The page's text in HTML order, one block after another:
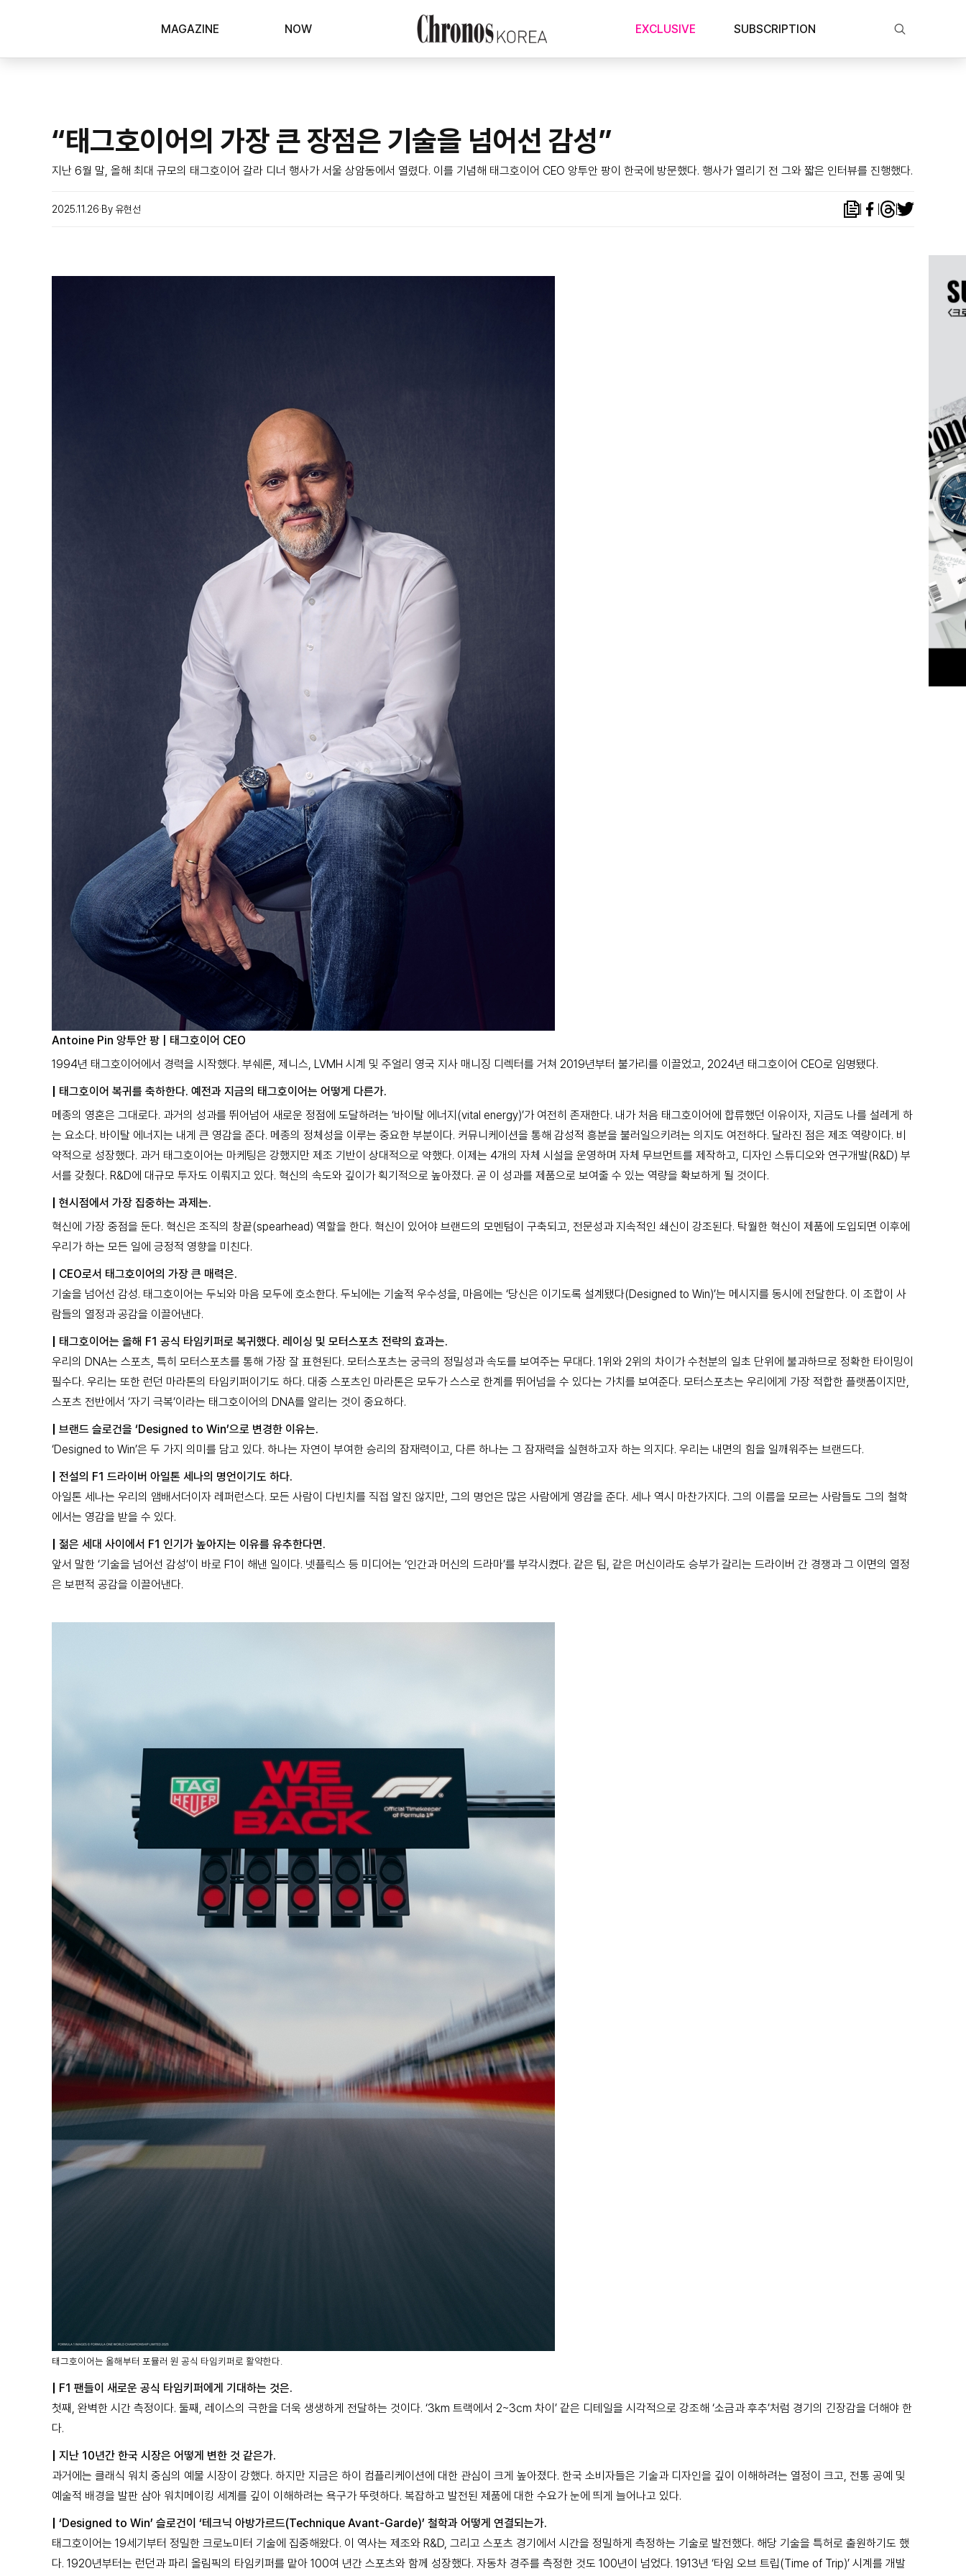
MAGAZINE NOW EXCLUSIVE SUBSCRIPTION
“태그호이어의 가장 큰 장점은 기술을 넘어선 감성”
지난 6월 말, 올해 최대 규모의 태그호이어 갈라 디너 행사가 서울 상암동에서 열렸다. 이를 기념해 태그호이어 CEO 앙투안 팡이 한국에 방문했다. 행사가 열리기 전 그와 짧은 인터뷰를 진행했다.
2025.11.26 By 유현선
Antoine Pin 앙투안 팡
태그호이어 CEO
1994년 태그호이어에서 경력을 시작했다. 부쉐론, 제니스, LVMH 시계 및 주얼리 영국 지사 매니징 디렉터를 거쳐 2019년부터 불가리를 이끌었고, 2024년 태그호이어 CEO로 임명됐다.
태그호이어 복귀를 축하한다. 예전과 지금의 태그호이어는 어떻게 다른가.
메종의 영혼은 그대로다. 과거의 성과를 뛰어넘어 새로운 정점에 도달하려는 ‘바이탈 에너지(vital energy)’가 여전히 존재한다. 내가 처음 태그호이어에 합류했던 이유이자, 지금도 나를 설레게 하
는 요소다. 바이탈 에너지는 내게 큰 영감을 준다. 메종의 정체성을 이루는 중요한 부분이다. 커뮤니케이션을 통해 감성적 흥분을 불러일으키려는 의지도 여전하다. 달라진 점은 제조 역량이다. 비
약적으로 성장했다. 과거 태그호이어는 마케팅은 강했지만 제조 기반이 상대적으로 약했다. 이제는 4개의 자체 시설을 운영하며 자체 무브먼트를 제작하고, 디자인 스튜디오와 연구개발(R&D) 부
서를 갖췄다. R&D에 대규모 투자도 이뤄지고 있다. 혁신의 속도와 깊이가 획기적으로 높아졌다. 곧 이 성과를 제품으로 보여줄 수 있는 역량을 확보하게 될 것이다.
현시점에서 가장 집중하는 과제는.
혁신에 가장 중점을 둔다. 혁신은 조직의 창끝(spearhead) 역할을 한다. 혁신이 있어야 브랜드의 모멘텀이 구축되고, 전문성과 지속적인 쇄신이 강조된다. 탁월한 혁신이 제품에 도입되면 이후에
우리가 하는 모든 일에 긍정적 영향을 미친다.
CEO로서 태그호이어의 가장 큰 매력은.
기술을 넘어선 감성. 태그호이어는 두뇌와 마음 모두에 호소한다. 두뇌에는 기술적 우수성을, 마음에는 ‘당신은 이기도록 설계됐다(Designed to Win)’는 메시지를 동시에 전달한다. 이 조합이 사
람들의 열정과 공감을 이끌어낸다.
태그호이어는 올해 F1 공식 타임키퍼로 복귀했다. 레이싱 및 모터스포츠 전략의 효과는.
우리의 DNA는 스포츠, 특히 모터스포츠를 통해 가장 잘 표현된다. 모터스포츠는 궁극의 정밀성과 속도를 보여주는 무대다. 1위와 2위의 차이가 수천분의 일초 단위에 불과하므로 정확한 타이밍이
필수다. 우리는 또한 런던 마라톤의 타임키퍼이기도 하다. 대중 스포츠인 마라톤은 모두가 스스로 한계를 뛰어넘을 수 있다는 가치를 보여준다. 모터스포츠는 우리에게 가장 적합한 플랫폼이지만,
스포츠 전반에서 ‘자기 극복’이라는 태그호이어의 DNA를 알리는 것이 중요하다.
브랜드 슬로건을 ‘Designed to Win’으로 변경한 이유는.
‘Designed to Win’은 두 가지 의미를 담고 있다. 하나는 자연이 부여한 승리의 잠재력이고, 다른 하나는 그 잠재력을 실현하고자 하는 의지다. 우리는 내면의 힘을 일깨워주는 브랜드다.
전설의 F1 드라이버 아일톤 세나의 명언이기도 하다.
아일톤 세나는 우리의 앰배서더이자 레퍼런스다. 모든 사람이 다빈치를 직접 알진 않지만, 그의 명언은 많은 사람에게 영감을 준다. 세나 역시 마찬가지다. 그의 이름을 모르는 사람들도 그의 철학
에서는 영감을 받을 수 있다.
젊은 세대 사이에서 F1 인기가 높아지는 이유를 유추한다면.
앞서 말한 ‘기술을 넘어선 감성’이 바로 F1이 해낸 일이다. 넷플릭스 등 미디어는 ‘인간과 머신의 드라마’를 부각시켰다. 같은 팀, 같은 머신이라도 승부가 갈리는 드라이버 간 경쟁과 그 이면의 열정
은 보편적 공감을 이끌어낸다.
태그호이어는 올해부터 포뮬러 원 공식 타임키퍼로 활약한다.
F1 팬들이 새로운 공식 타임키퍼에게 기대하는 것은.
첫째, 완벽한 시간 측정이다. 둘째, 레이스의 극한을 더욱 생생하게 전달하는 것이다. ‘3km 트랙에서 2~3cm 차이’ 같은 디테일을 시각적으로 강조해 ‘소금과 후추’처럼 경기의 긴장감을 더해야 한
다.
지난 10년간 한국 시장은 어떻게 변한 것 같은가.
과거에는 클래식 워치 중심의 예물 시장이 강했다. 하지만 지금은 하이 컴플리케이션에 대한 관심이 크게 높아졌다. 한국 소비자들은 기술과 디자인을 깊이 이해하려는 열정이 크고, 전통 공예 및
예술적 배경을 발판 삼아 워치메이킹 세계를 깊이 이해하려는 욕구가 뚜렷하다. 복잡하고 발전된 제품에 대한 수요가 눈에 띄게 늘어나고 있다.
‘Designed to Win’ 슬로건이 ‘테크닉 아방가르드(Technique Avant-Garde)’ 철학과 어떻게 연결되는가.
태그호이어는 19세기부터 정밀한 크로노미터 기술에 집중해왔다. 이 역사는 제조와 R&D, 그리고 스포츠 경기에서 시간을 정밀하게 측정하는 기술로 발전했다. 해당 기술을 특허로 출원하기도 했
다. 1920년부터는 런던과 파리 올림픽의 타임키퍼를 맡아 100여 년간 스포츠와 함께 성장했다. 자동차 경주를 측정한 것도 100년이 넘었다. 1913년 ‘타임 오브 트립(Time of Trip)’ 시계를 개발